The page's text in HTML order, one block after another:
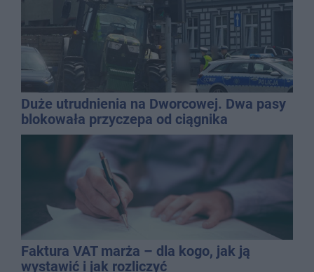
Duże utrudnienia na Dworcowej. Dwa pasy
blokowała przyczepa od ciągnika
Faktura VAT marża – dla kogo, jak ją
wystawić i jak rozliczyć